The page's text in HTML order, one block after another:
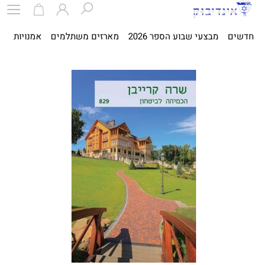
חדשים מבצעי שבוע הספר 2026 מארזים משתלמים אמנויות